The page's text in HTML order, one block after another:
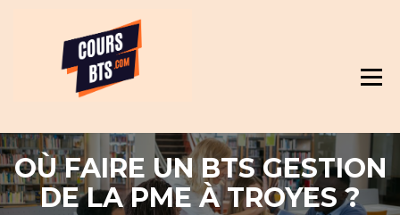
OÙ FAIRE UN BTS GESTION
DE LA PME À TROYES ?